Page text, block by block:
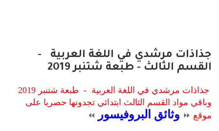
جذاذات مرشدي في اللغة العربية -
القسم الثالث - طبعة شتنبر 2019
جذاذات مرشدي في اللغة العربية - طبعة شتنبر 2019
وباقي مواد القسم الثالث ابتدائي تجدونها حصريا على
موقع ⏩ وثائق البروفيسور ⏪